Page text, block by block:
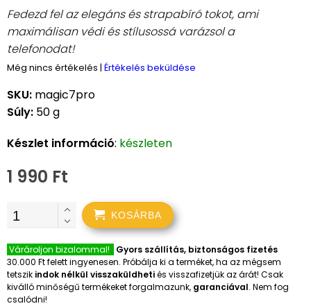
Fedezd fel az elegáns és strapabíró tokot, ami
maximálisan védi és stílusossá varázsol a
telefonodat!
Még nincs értékelés | Értékelés beküldése
SKU: magic7pro
Súly: 50 g
Készlet információ: készleten
1 990 Ft
KOSÁRBA
Várároljon bizalommal!
Gyors szállítás, biztonságos fizetés
30.000 Ft felett ingyenesen. Próbálja ki a terméket, ha az mégsem
tetszik indok nélkül visszaküldhetiés visszafizetjük az árát! Csak
kiválló minőségű termékeket forgalmazunk, garanciával. Nem fog
csalódni!